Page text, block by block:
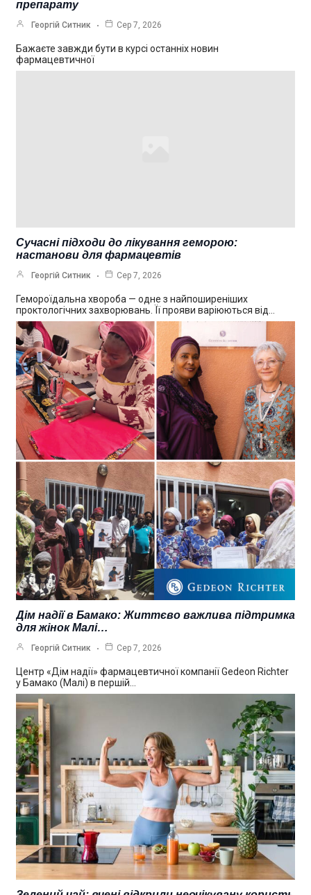
препарату
Георгій Ситник Сер 7, 2026
Бажаєте завжди бути в курсі останніх новин
фармацевтичної
Сучасні підходи до лікування геморою:
настанови для фармацевтів
Георгій Ситник Сер 7, 2026
Гемороїдальна хвороба — одне з найпоширеніших
проктологічних захворювань. Її прояви варіюються від…
Дім надії в Бамако: Життєво важлива підтримка
для жінок Малі…
Георгій Ситник Сер 7, 2026
Центр «Дім надії» фармацевтичної компанії Gedeon Richter
у Бамако (Малі) в першій…